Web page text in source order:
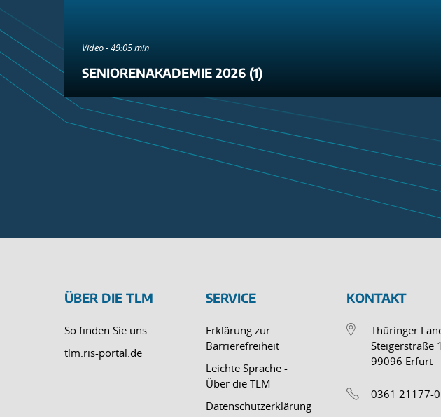
Video - 49:05 min
SENIORENAKADEMIE 2026 (1)
ÜBER DIE TLM
So finden Sie uns
tlm.ris-portal.de
SERVICE
Erklärung zur
Barrierefreiheit
Leichte Sprache -
Über die TLM
Datenschutzerklärung
KONTAKT
Thüringer
Steigerstraße
99096 Erfurt
0361 21177-0